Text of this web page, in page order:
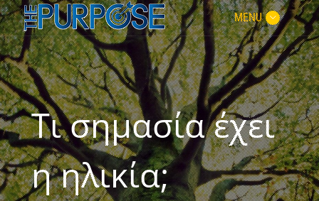
MENU
Τι σημασία έχει
η ηλικία;